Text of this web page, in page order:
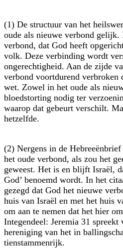
(1) De structuur van het
oude als nieuwe verbond gelijk.
verbond, dat God heeft
volk. Deze verbinding wordt
ongerechtigheid. Aan de zijde
verbond voortdurend verbroken
wet. Zowel in het oude als
bloedstorting nodig ter
waarop dat gebeurt verschilt.
hetzelfde.
(2) Nergens in de
het oude verbond, als zou het
geweest. Het is en blijft Israël,
God’ benoemd wordt. In het
gezegd dat God het nieuwe
huis van Israël en met het huis
om aan te nemen dat het hier
Integendeel: Jeremia 31
hereniging van het in
tienstammenrijk.